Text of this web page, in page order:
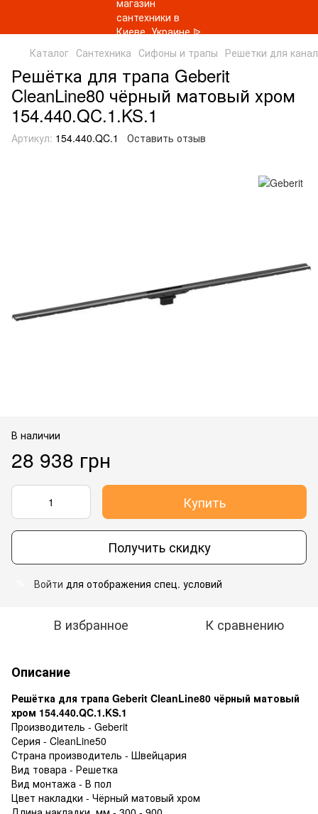
Каталог Сантехника Сифоны и трапы Решетки для
Решётка для трапа Geberit
CleanLine80 чёрный матовый хром
154.440.QC.1.KS.1
Артикул: 154.440.QC.1 Оставить отзыв
В наличии
28 938 грн
Купить
Получить скидку
Войти для отображения спец. условий
В избранное К сравнению
Описание
Решётка для трапа Geberit CleanLine80 чёрный матовый
хром 154.440.QC.1.KS.1
Производитель - Geberit
Серия - CleanLine50
Страна производитель - Швейцария
Вид товара - Решетка
Вид монтажа - В пол
Цвет накладки - Чёрный матовый хром